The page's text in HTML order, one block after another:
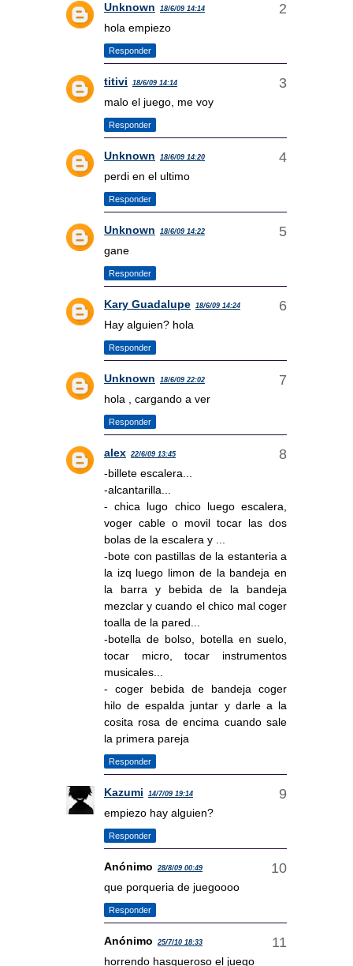
Unknown 18/6/09 14:14
hola empiezo
Responder
titivi 18/6/09 14:14
malo el juego, me voy
Responder
Unknown 18/6/09 14:20
perdi en el ultimo
Responder
Unknown 18/6/09 14:22
gane
Responder
Kary Guadalupe 18/6/09 14:24
Hay alguien? hola
Responder
Unknown 18/6/09 22:02
hola , cargando a ver
Responder
alex 22/6/09 13:45
-billete escalera...
-alcantarilla...
- chica lugo chico luego escalera,
voger cable o movil tocar las dos
bolas de la escalera y ...
-bote con pastillas de la estanteria a
la izq luego limon de la bandeja en
la barra y bebida de la bandeja
mezclar y cuando el chico mal coger
toalla de la pared...
-botella de bolso, botella en suelo,
tocar micro, tocar instrumentos
musicales...
- coger bebida de bandeja coger
hilo de espalda juntar y darle a la
cosita rosa de encima cuando sale
la primera pareja
Responder
Kazumi 14/7/09 19:14
empiezo hay alguien?
Responder
Anónimo 28/8/09 00:49
que porqueria de juegoooo
Responder
Anónimo 25/7/10 18:33
horrendo hasqueroso el juego